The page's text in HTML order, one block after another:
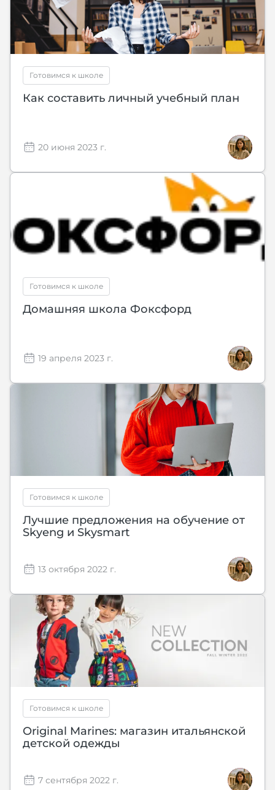
Готовимся к школе
Как составить личный учебный план
20 июня 2023 г.
Готовимся к школе
Домашняя школа Фоксфорд
19 апреля 2023 г.
Готовимся к школе
Лучшие предложения на обучение от
Skyeng и Skysmart
13 октября 2022 г.
Готовимся к школе
Original Marines: магазин итальянской
детской одежды
7 сентября 2022 г.